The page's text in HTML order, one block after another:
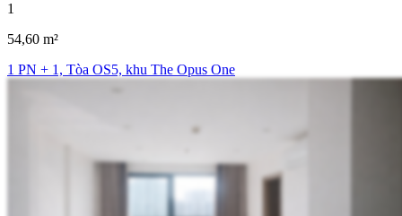
1
54,60 m²
1 PN + 1, Tòa OS5, khu The Opus One